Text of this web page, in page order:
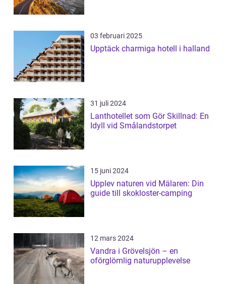
03 februari 2025
Upptäck charmiga hotell i halland
31 juli 2024
Lanthotellet som Gör Skillnad: En
Idyll vid Smålandstorpet
15 juni 2024
Upplev naturen vid Mälaren: Din
guide till skokloster-camping
12 mars 2024
Vandra i Grövelsjön – en
oförglömlig naturupplevelse